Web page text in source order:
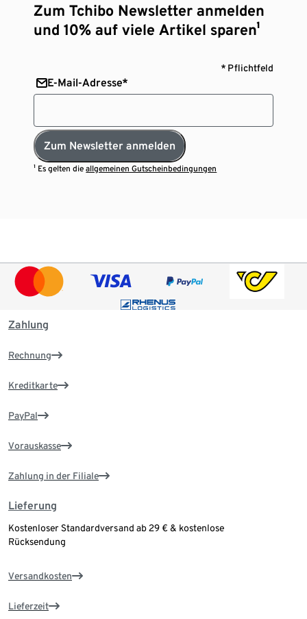
Zum Tchibo Newsletter anmelden
und 10% auf viele Artikel sparen¹
* Pflichtfeld
E-Mail-Adresse*
Zum Newsletter anmelden
¹ Es gelten dieallgemeinen Gutscheinbedingungen
Zahlung
Rechnung
Kreditkarte
PayPal
Vorauskasse
Zahlung in der Filiale
Lieferung
Kostenloser Standardversand ab 29 € & kostenlose
Rücksendung
Versandkosten
Lieferzeit